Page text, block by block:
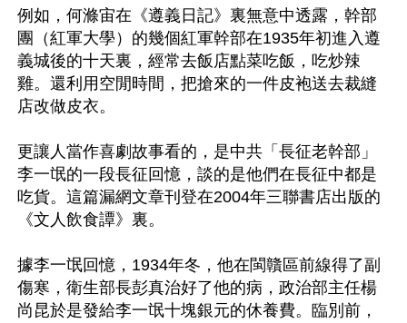
例如，何滌宙在《遵義日記》裏無意中透露，幹部
團（紅軍大學）的幾個紅軍幹部在1935年初進入遵
義城後的十天裏，經常去飯店點菜吃飯，吃炒辣
雞。還利用空閒時間，把搶來的一件皮袍送去裁縫
店改做皮衣。
更讓人當作喜劇故事看的，是中共「長征老幹部」
李一氓的一段長征回憶，談的是他們在長征中都是
吃貨。這篇漏網文章刊登在2004年三聯書店出版的
《文人飲食譚》裏。
據李一氓回憶，1934年冬，他在閩贛區前線得了副
傷寒，衛生部長彭真治好了他的病，政治部主任楊
尚昆於是發給李一氓十塊銀元的休養費。臨別前，